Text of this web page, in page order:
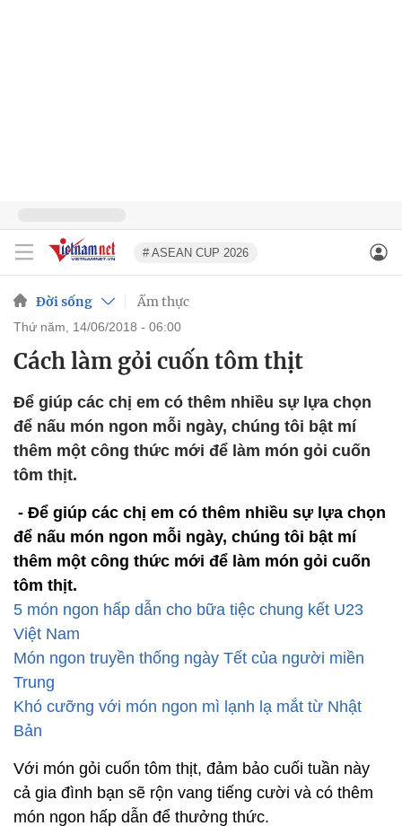
# ASEAN CUP 2026
Đời sống Ẩm thực
thứ năm, 14/06/2018 - 06:00
Cách làm gỏi cuốn tôm thịt
Để giúp các chị em có thêm nhiều sự lựa chọn
để nấu món ngon mỗi ngày, chúng tôi bật mí
thêm một công thức mới để làm món gỏi cuốn
tôm thịt.
- Để giúp các chị em có thêm nhiều sự lựa chọn
để nấu món ngon mỗi ngày, chúng tôi bật mí
thêm một công thức mới để làm món gỏi cuốn
tôm thịt.
5 món ngon hấp dẫn cho bữa tiệc chung kết U23
Việt Nam
Món ngon truyền thống ngày Tết của người miền
Trung
Khó cưỡng với món ngon mì lạnh lạ mắt từ Nhật
Bản
Với món gỏi cuốn tôm thịt, đảm bảo cuối tuần này
cả gia đình bạn sẽ rộn vang tiếng cười và có thêm
món ngon hấp dẫn để thưởng thức.